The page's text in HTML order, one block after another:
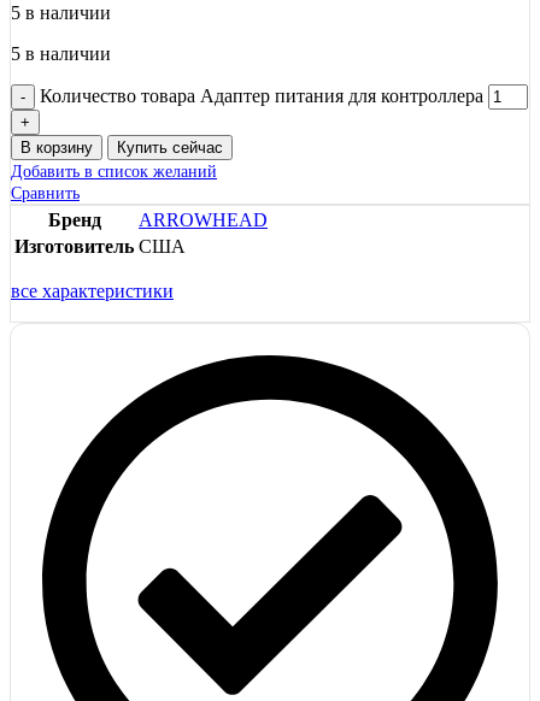
5 в наличии
5 в наличии
Количество товара Адаптер питания для контроллера
В корзину
Купить сейчас
Добавить в список желаний
Сравнить
Бренд
ARROWHEAD
Изготовитель США
все характеристики